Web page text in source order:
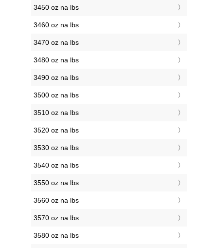
3450 oz na lbs
3460 oz na lbs
3470 oz na lbs
3480 oz na lbs
3490 oz na lbs
3500 oz na lbs
3510 oz na lbs
3520 oz na lbs
3530 oz na lbs
3540 oz na lbs
3550 oz na lbs
3560 oz na lbs
3570 oz na lbs
3580 oz na lbs